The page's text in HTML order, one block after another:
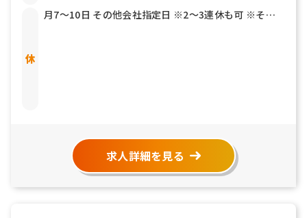
月7～10日 その他会社指定日 ※2～3連休も可 ※その
求人詳細を見る